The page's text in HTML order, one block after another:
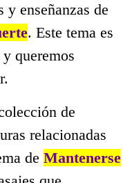
enseñanzas de
. Este tema es
queremos
de
relacionadas
de Mantenerse